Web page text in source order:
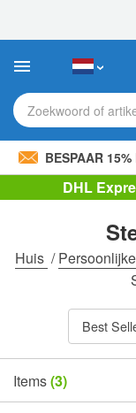
Deze
bevat
Zoekwoord of
BESPAAR 15%
DHL
Huis /
Best
Items(3)